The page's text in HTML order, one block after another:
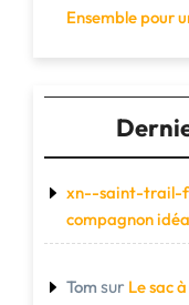
Ensemble pour
xn--saint-trail-
compagnon
Tom sur Le sac